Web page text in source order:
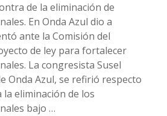
de la eliminación de
En Onda Azul dio a
ante la Comisión del
de ley para fortalecer
La congresista Susel
Onda Azul, se refirió respecto
eliminación de los
bajo …